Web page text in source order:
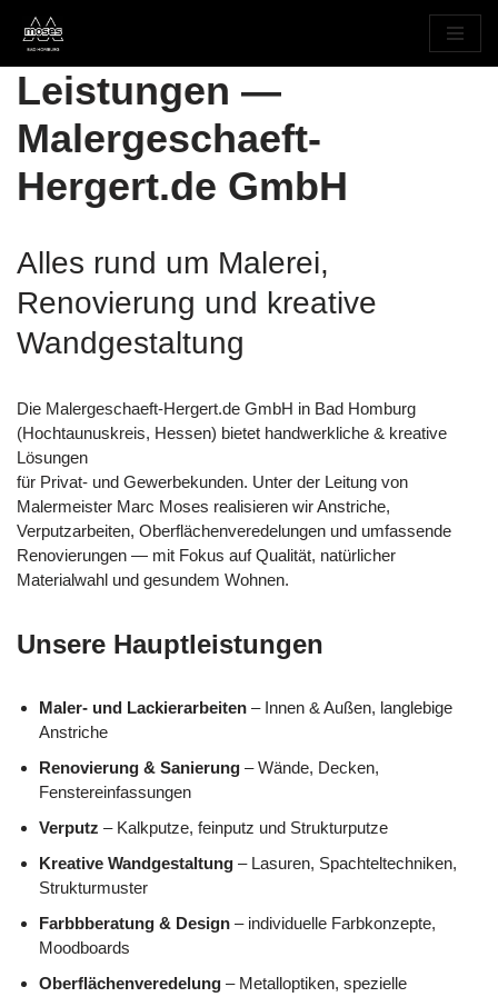
Inhalt
Leistungen —
Malergeschaeft-
Hergert.de GmbH
Alles rund um Malerei,
Renovierung und kreative
Wandgestaltung
Die Malergeschaeft-Hergert.de GmbH in Bad Homburg
(Hochtaunuskreis, Hessen) bietet handwerkliche & kreative
Lösungen
für Privat- und Gewerbekunden. Unter der Leitung von
Malermeister Marc Moses realisieren wir Anstriche,
Verputzarbeiten, Oberflächenveredelungen und umfassende
Renovierungen — mit Fokus auf Qualität, natürlicher
Materialwahl und gesundem Wohnen.
Unsere Hauptleistungen
Maler- und Lackierarbeiten – Innen & Außen, langlebige
Anstriche
Renovierung & Sanierung – Wände, Decken,
Fenstereinfassungen
Verputz – Kalkputze, feinputz und Strukturputze
Kreative Wandgestaltung – Lasuren, Spachteltechniken,
Strukturmuster
Farbbberatung & Design – individuelle Farbkonzepte,
Moodboards
Oberflächenveredelung – Metalloptiken, spezielle